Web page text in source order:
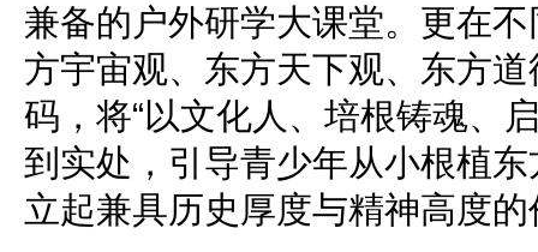
兼备的户外研学大课堂。更在
方宇宙观、东方天下观、东方
码，将“以文化人、培根铸魂、
到实处，引导青少年从小根植
立起兼具历史厚度与精神高度